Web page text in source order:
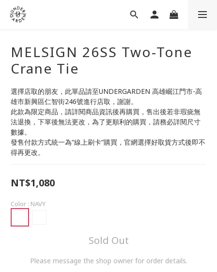
MELSIGN 26SS Two-Tone
Crane Tie
選擇店取的朋友，此單品請至UNDERGARDEN 高雄崛江門市-高
雄市新興區仁智街246號進行店取，謝謝。
此款為限定商品，請詳閱商品資訊後再購買，售出後若非瑕疵無
法退換，下單後無法更改，為了更順利的購買，請務必詳閱尺寸
數據。
發售付款方式統一為“線上刷卡”購買，官網選擇好取貨方式後即不
得再更改。
NT$1,080
Color : NAVY
Sold Out
Please message the shop owner for order details.